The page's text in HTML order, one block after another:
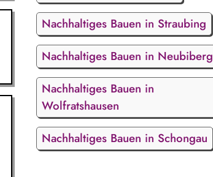
Nachhaltiges Bauen in Straubing
Nachhaltiges Bauen in Neubiberg
Nachhaltiges Bauen in
Wolfratshausen
Nachhaltiges Bauen in Schongau